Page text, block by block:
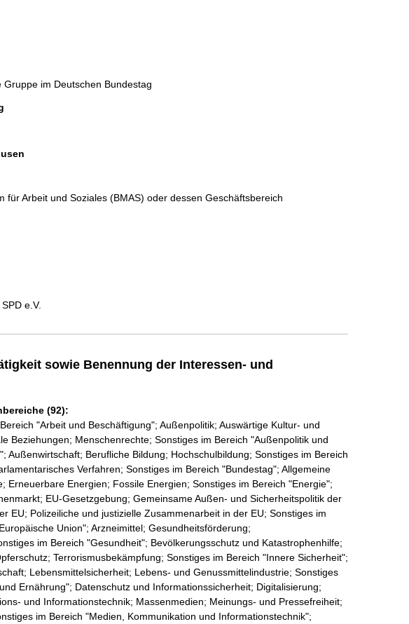
im Deutschen Bundestag
für Arbeit und Soziales (BMAS) oder dessen Geschäftsbereich
e.V.
sowie Benennung der Interessen- und
(92):
"Arbeit und Beschäftigung"; Außenpolitik; Auswärtige Kultur- und
Beziehungen; Menschenrechte; Sonstiges im Bereich "Außenpolitik und
Außenwirtschaft; Berufliche Bildung; Hochschulbildung; Sonstiges im Bereich
Verfahren; Sonstiges im Bereich "Bundestag"; Allgemeine
Erneuerbare Energien; Fossile Energien; Sonstiges im Bereich "Energie";
EU-Gesetzgebung; Gemeinsame Außen- und Sicherheitspolitik der
EU; Polizeiliche und justizielle Zusammenarbeit in der EU; Sonstiges im
Union"; Arzneimittel; Gesundheitsförderung;
im Bereich "Gesundheit"; Bevölkerungsschutz und Katastrophenhilfe;
Terrorismusbekämpfung; Sonstiges im Bereich "Innere Sicherheit";
Lebensmittelsicherheit; Lebens- und Genussmittelindustrie; Sonstiges
Ernährung"; Datenschutz und Informationssicherheit; Digitalisierung;
und Informationstechnik; Massenmedien; Meinungs- und Pressefreiheit;
im Bereich "Medien, Kommunikation und Informationstechnik";